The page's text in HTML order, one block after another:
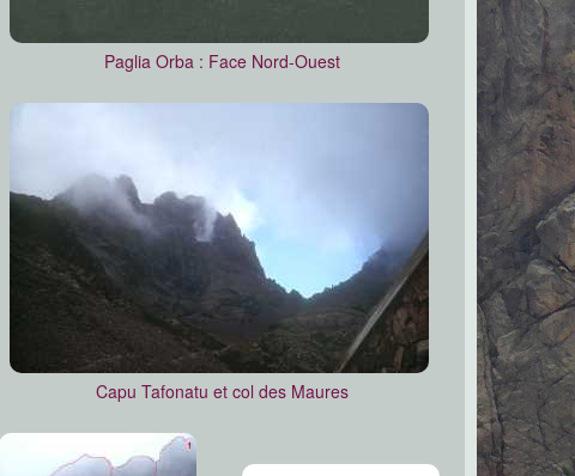
Paglia Orba : Face Nord-Ouest
Capu Tafonatu et col des Maures